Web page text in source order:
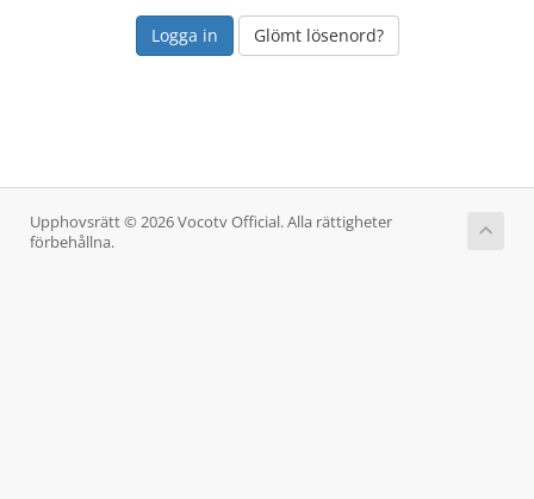
Glömt lösenord?
Upphovsrätt © 2026 Vocotv Official. Alla rättigheter
förbehållna.